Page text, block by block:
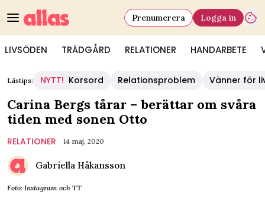
LIVSÖDEN TRÄDGÅRD RELATIONER HANDARBETE
Prenumerera Logga in
Lästips: NYTT! Korsord Relationsproblem Vänner för
Carina Bergs tårar – berättar om svåra
tiden med sonen Otto
RELATIONER 14 maj, 2020
Gabriella Håkansson
Foto: Instagram och TT